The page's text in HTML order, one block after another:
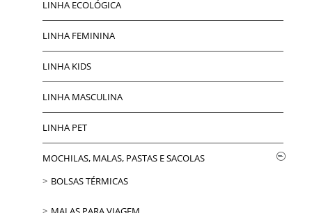
LINHA ECOLÓGICA
LINHA FEMININA
LINHA KIDS
LINHA MASCULINA
LINHA PET
MOCHILAS, MALAS, PASTAS E SACOLAS
BOLSAS TÉRMICAS